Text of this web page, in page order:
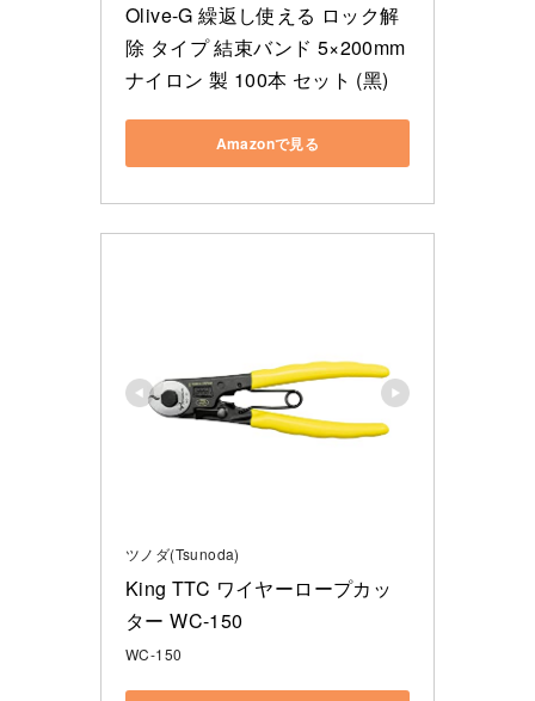
Olive-G 繰返し使える ロック解
除 タイプ 結束バンド 5×200mm
ナイロン 製 100本 セット (黑)
Amazonで見る
ツノダ(Tsunoda)
King TTC ワイヤーロープカッ
ター WC-150
WC-150